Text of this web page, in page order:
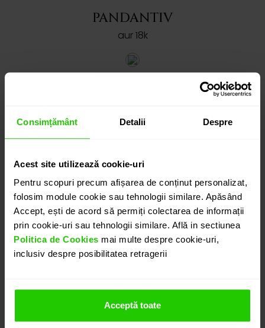
Consimțământ Detalii Despre
Acest site utilizează cookie-uri
Pentru scopuri precum afișarea de conținut personalizat,
folosim module cookie sau tehnologii similare. Apăsând
Accept, ești de acord să permiți colectarea de informații
prin cookie-uri sau tehnologii similare. Află in sectiunea
Politica de Cookies mai multe despre cookie-uri,
inclusiv despre posibilitatea retragerii
Acceptă toate
PANDANTIV
aur 18k
ADAUGĂ ÎN COȘ
PROGRAMEAZĂ O ÎNTÂLNIRE
PANDANTIV BALERINA